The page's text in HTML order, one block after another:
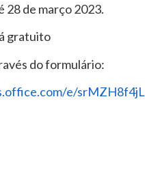
28 de março 2023.
gratuito
do formulário:
e/srMZH8f4jL